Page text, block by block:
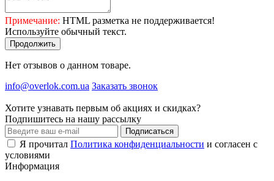
Примечание: HTML разметка не поддерживается!
Используйте обычный текст.
Продолжить
Нет отзывов о данном товаре.
info@overlok.com.ua Заказать звонок
Хотите узнавать первым об акциях и скидках?
Подпишитесь на нашу рассылку
Подписаться
Я прочитал Политика конфиденциальности и согласен с
условиями
Информация